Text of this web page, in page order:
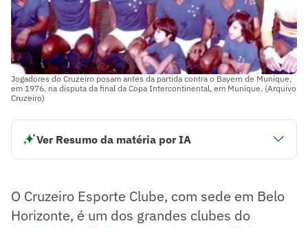
Jogadores do Cruzeiro posam antes da partida contra o Bayern de Munique,
em 1976, na disputa da final da Copa Intercontinental, em Munique. (Arquivo
Cruzeiro)
Ver Resumo da matéria por IA
O Cruzeiro conquistou a Copa Libertadores em 1976,
garantindo sua primeira disputa mundial na Copa
Intercontinental.
O Cruzeiro Esporte Clube, com sede em Belo
Horizonte, é um dos grandes clubes do